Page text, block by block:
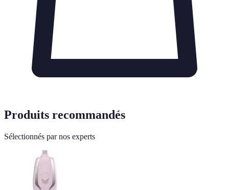
Produits recommandés
Sélectionnés par nos experts